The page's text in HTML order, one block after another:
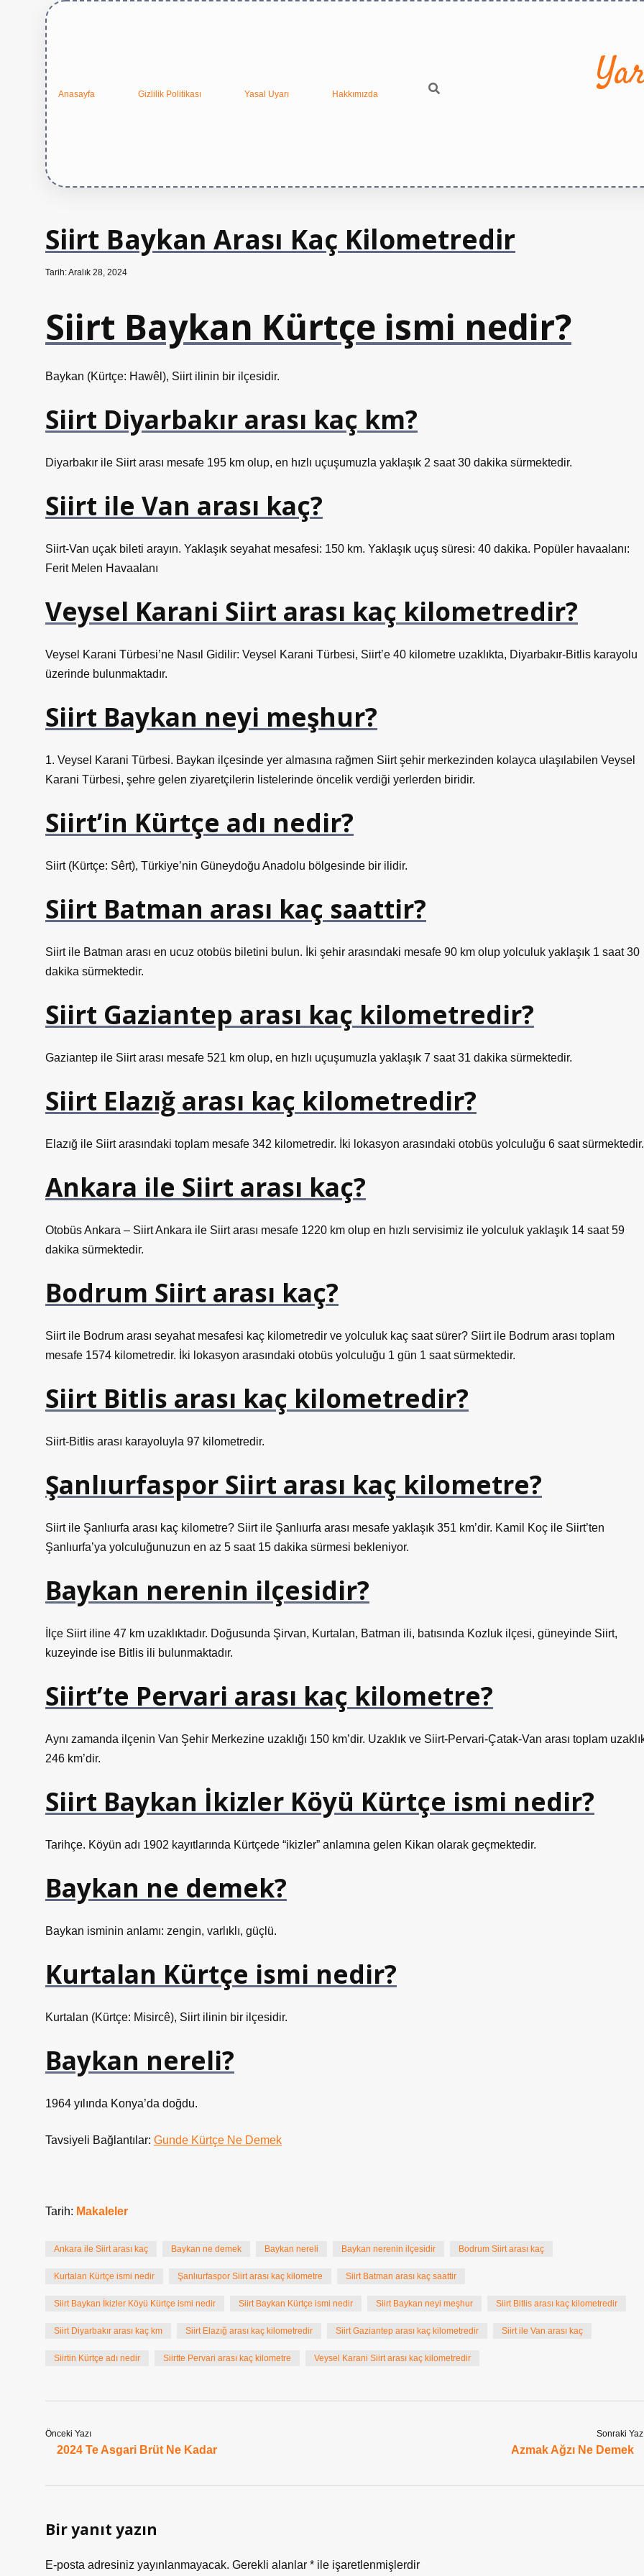
Anasayfa Gizlilik Politikası Yasal Uyarı Hakkımızda
Siirt Baykan Arası Kaç Kilometredir
Tarih: Aralık 28, 2024
Siirt Baykan Kürtçe ismi nedir?
Baykan (Kürtçe: Hawêl), Siirt ilinin bir ilçesidir.
Siirt Diyarbakır arası kaç km?
Diyarbakır ile Siirt arası mesafe 195 km olup, en hızlı uçuşumuzla yaklaşık 2 saat 30 dakika sürmektedir.
Siirt ile Van arası kaç?
Siirt-Van uçak bileti arayın. Yaklaşık seyahat mesafesi: 150 km. Yaklaşık uçuş süresi: 40 dakika. Popüler havaalanı:
Ferit Melen Havaalanı
Veysel Karani Siirt arası kaç kilometredir?
Veysel Karani Türbesi’ne Nasıl Gidilir: Veysel Karani Türbesi, Siirt’e 40 kilometre uzaklıkta, Diyarbakır-Bitlis karayolu
üzerinde bulunmaktadır.
Siirt Baykan neyi meşhur?
1. Veysel Karani Türbesi. Baykan ilçesinde yer almasına rağmen Siirt şehir merkezinden kolayca ulaşılabilen Veysel
Karani Türbesi, şehre gelen ziyaretçilerin listelerinde öncelik verdiği yerlerden biridir.
Siirt’in Kürtçe adı nedir?
Siirt (Kürtçe: Sêrt), Türkiye’nin Güneydoğu Anadolu bölgesinde bir ilidir.
Siirt Batman arası kaç saattir?
Siirt ile Batman arası en ucuz otobüs biletini bulun. İki şehir arasındaki mesafe 90 km olup yolculuk yaklaşık 1 saat 30
dakika sürmektedir.
Siirt Gaziantep arası kaç kilometredir?
Gaziantep ile Siirt arası mesafe 521 km olup, en hızlı uçuşumuzla yaklaşık 7 saat 31 dakika sürmektedir.
Siirt Elazığ arası kaç kilometredir?
Elazığ ile Siirt arasındaki toplam mesafe 342 kilometredir. İki lokasyon arasındaki otobüs yolculuğu 6 saat sürmektedir.
Ankara ile Siirt arası kaç?
Otobüs Ankara – Siirt Ankara ile Siirt arası mesafe 1220 km olup en hızlı servisimiz ile yolculuk yaklaşık 14 saat 59
dakika sürmektedir.
Bodrum Siirt arası kaç?
Siirt ile Bodrum arası seyahat mesafesi kaç kilometredir ve yolculuk kaç saat sürer? Siirt ile Bodrum arası toplam
mesafe 1574 kilometredir. İki lokasyon arasındaki otobüs yolculuğu 1 gün 1 saat sürmektedir.
Siirt Bitlis arası kaç kilometredir?
Siirt-Bitlis arası karayoluyla 97 kilometredir.
Şanlıurfaspor Siirt arası kaç kilometre?
Siirt ile Şanlıurfa arası kaç kilometre? Siirt ile Şanlıurfa arası mesafe yaklaşık 351 km’dir. Kamil Koç ile Siirt’ten
Şanlıurfa’ya yolculuğunuzun en az 5 saat 15 dakika sürmesi bekleniyor.
Baykan nerenin ilçesidir?
İlçe Siirt iline 47 km uzaklıktadır. Doğusunda Şirvan, Kurtalan, Batman ili, batısında Kozluk ilçesi, güneyinde Siirt,
kuzeyinde ise Bitlis ili bulunmaktadır.
Siirt’te Pervari arası kaç kilometre?
Aynı zamanda ilçenin Van Şehir Merkezine uzaklığı 150 km’dir. Uzaklık ve Siirt-Pervari-Çatak-Van arası toplam
246 km’dir.
Siirt Baykan İkizler Köyü Kürtçe ismi nedir?
Tarihçe. Köyün adı 1902 kayıtlarında Kürtçede “ikizler” anlamına gelen Kikan olarak geçmektedir.
Baykan ne demek?
Baykan isminin anlamı: zengin, varlıklı, güçlü.
Kurtalan Kürtçe ismi nedir?
Kurtalan (Kürtçe: Misircê), Siirt ilinin bir ilçesidir.
Baykan nereli?
1964 yılında Konya’da doğdu.
Tavsiyeli Bağlantılar: Gunde Kürtçe Ne Demek
Tarih: Makaleler
Ankara ile Siirt arası kaç Baykan ne demek Baykan nereli Baykan nerenin ilçesidir Bodrum Siirt arası kaç
Kurtalan Kürtçe ismi nedir Şanlıurfaspor Siirt arası kaç kilometre Siirt Batman arası kaç saattir
Siirt Baykan İkizler Köyü Kürtçe ismi nedir Siirt Baykan Kürtçe ismi nedir Siirt Baykan neyi meşhur Siirt Bitlis arası kaç kilometredir
Siirt Diyarbakır arası kaç km Siirt Elazığ arası kaç kilometredir Siirt Gaziantep arası kaç kilometredir Siirt ile Van arası kaç
Siirtin Kürtçe adı nedir Siirtte Pervari arası kaç kilometre Veysel Karani Siirt arası kaç kilometredir
Önceki Yazı
2024 Te Asgari Brüt Ne Kadar
Sonraki
Azmak Ağzı Ne Demek
Bir yanıt yazın
E-posta adresiniz yayınlanmayacak. Gerekli alanlar * ile işaretlenmişlerdir